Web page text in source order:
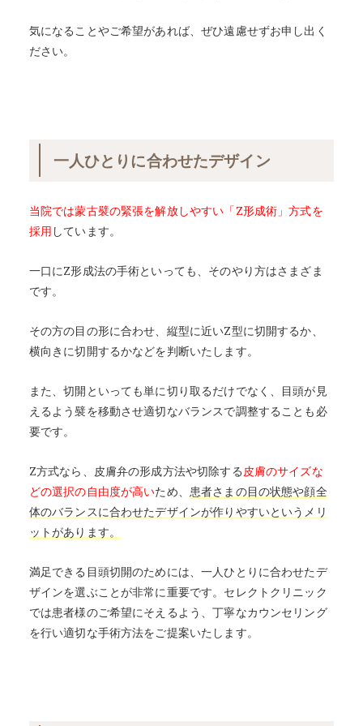
気になることやご希望があれば、ぜひ遠慮せずお申し出く
ださい。
一人ひとりに合わせたデザイン
当院では蒙古襞の緊張を解放しやすい「Z形成術」方式を
採用 しています。
一口にZ形成法の手術といっても、そのやり方はさまざま
です。
その方の目の形に合わせ、縦型に近いZ型に切開するか、
横向きに切開するかなどを判断いたします。
また、切開といっても単に切り取るだけでなく、目頭が見
えるよう襞を移動させ適切なバランスで調整することも必
要です。
Z方式なら、皮膚弁の形成方法や切除する皮膚のサイズな
どの選択の自由度が高いため、 患者さまの目の状態や顔全
体のバランスに合わせたデザインが作りやすいというメリ
ットがあります。
満足できる目頭切開のためには、一人ひとりに合わせたデ
ザインを選ぶことが非常に重要です。セレクトクリニック
では患者様のご希望にそえるよう、丁寧なカウンセリング
を行い適切な手術方法をご提案いたします。